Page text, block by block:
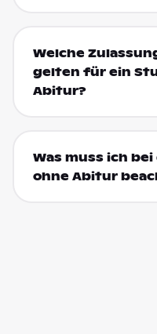
Welche
gelten für ein
Abitur?
Was muss ich
ohne Abitur